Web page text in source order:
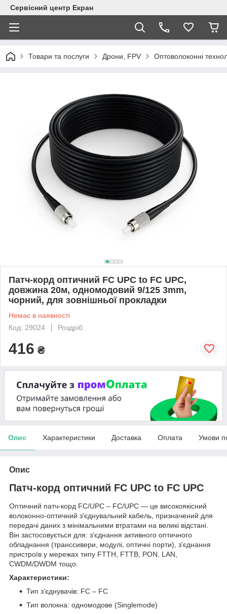
Сервісний центр Екран
Товари та послуги Дрони, FPV Оптоволоконні
Патч-корд оптичний FC UPC to FC UPC,
довжина 20м, одномодовий 9/125 3mm,
чорний, для зовнішньої прокладки
Немає в наявності
Код: 29024
Роздріб
416 ₴
Опис Характеристики Доставка Оплата Умови
Опис
Патч-корд оптичний FC UPC to FC UPC
Оптичний патч-корд FC/UPC – FC/UPC — це високоякісний
волоконно-оптичний з'єднувальний кабель, призначений для
передачі даних з мінімальними втратами на великі відстані.
Він застосовується для: з’єднання активного оптичного
обладнання (транссивери, модулі, оптичні порти), з'єднання
пристроїв у мережах типу FTTH, FTTB, PON, LAN,
CWDM/DWDM тощо.
Характеристики:
Тип з'єднувачів: FC – FC
Тип волокна: одномодове (Singlemode)